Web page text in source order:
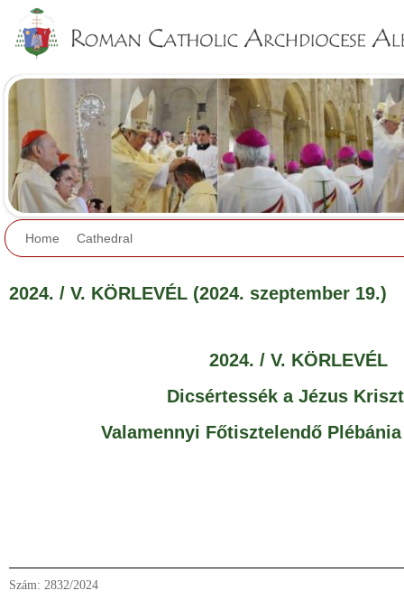
Home Cathedral
2024. / V. KÖRLEVÉL (2024. szeptember 19.)
2024. / V. KÖRLEVÉL
Dicsértessék a Jézus
Valamennyi Főtisztelendő
Szám: 2832/2024